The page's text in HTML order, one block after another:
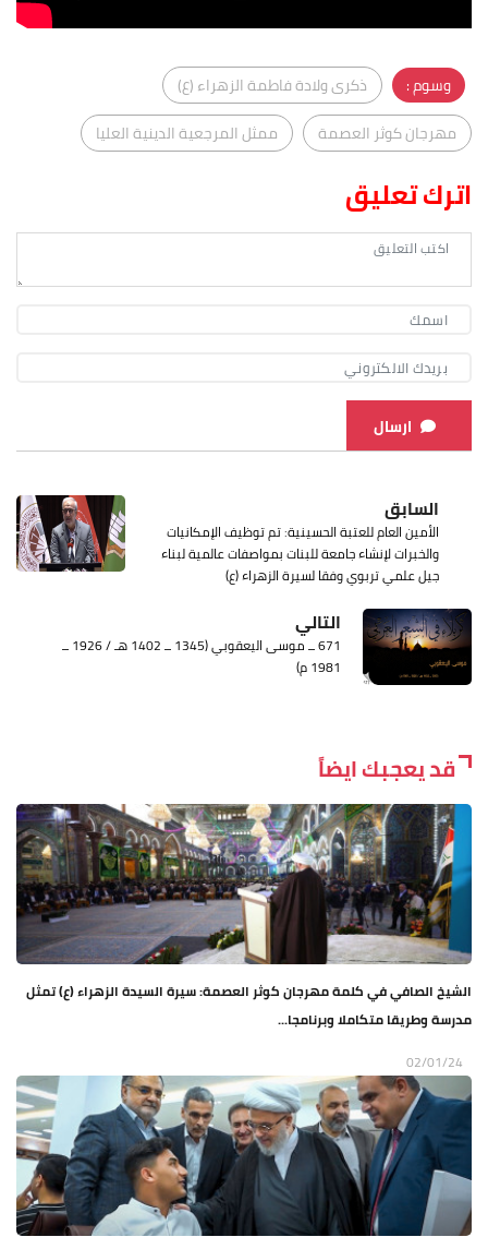
وسوم :
ذكرى ولادة فاطمة الزهراء (ع)
مهرجان كوثر العصمة
ممثل المرجعية الدينية العليا
اترك تعليق
ارسال
السابق
الأمين العام للعتبة الحسينية: تم توظيف الإمكانيات
والخبرات لإنشاء جامعة للبنات بمواصفات عالمية لبناء
جيل علمي تربوي وفقا لسيرة الزهراء (ع)
التالي
671 ــ موسى اليعقوبي (1345 ــ 1402 هـ / 1926 ــ
1981 م)
قد يعجبك ايضاً
الشيخ الصافي في كلمة مهرجان كوثر العصمة: سيرة السيدة الزهراء (ع) تمثل
مدرسة وطريقا متكاملا وبرنامجا...
02/01/24